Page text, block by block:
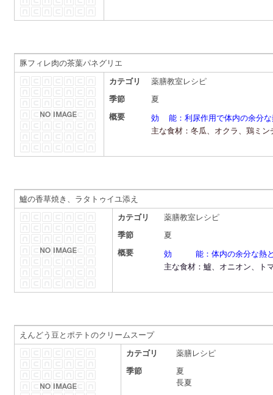
豚フィレ肉の茶葉パネグリエ
カテゴリ
薬膳教室レシピ
季節
夏
概要
効 能：利尿作用で体内の余分な
主な食材：冬瓜、オクラ、鶏ミ
鱸の香草焼き、ラタトゥイユ添え
カテゴリ
薬膳教室レシピ
季節
夏
概要
効 能：体内の余分な熱と
主な食材：鱸、オニオン、ト
えんどう豆とポテトのクリームスープ
カテゴリ
薬膳レシピ
季節
夏
長夏